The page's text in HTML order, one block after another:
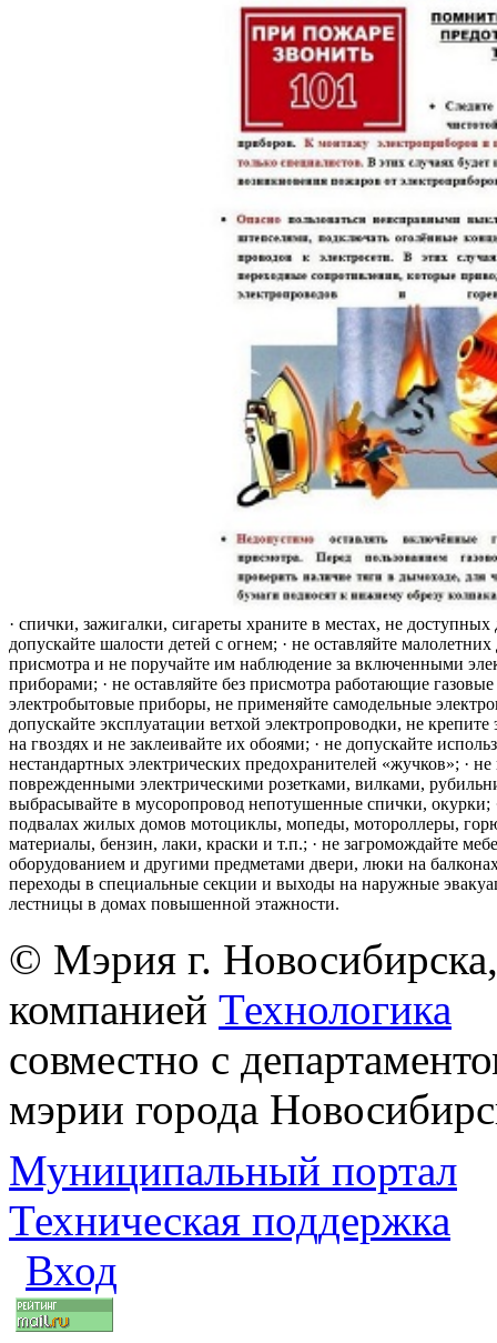
· спички, зажигалки, сигареты храните в местах, не доступных
допускайте шалости детей с огнем; · не оставляйте малолетних
присмотра и не поручайте им наблюдение за включенными
приборами; · не оставляйте без присмотра работающие
электробытовые приборы, не применяйте самодельные
допускайте эксплуатации ветхой электропроводки, не крепите
на гвоздях и не заклеивайте их обоями; · не допускайте
нестандартных электрических предохранителей «жучков»; · не
поврежденными электрическими розетками, вилками,
выбрасывайте в мусоропровод непотушенные спички, окурки;
подвалах жилых домов мотоциклы, мопеды, мотороллеры,
материалы, бензин, лаки, краски и т.п.; · не загромождайте
оборудованием и другими предметами двери, люки на
переходы в специальные секции и выходы на наружные
лестницы в домах повышенной этажности.
© Мэрия г.
компанией Технологика
совместно с
мэрии города
Муниципальный портал
Техническая поддержка
Вход